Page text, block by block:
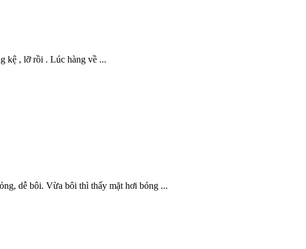
kệ , lỡ rồi . Lúc hàng về ...
dễ bôi. Vừa bôi thì thấy mặt hơi bóng ...